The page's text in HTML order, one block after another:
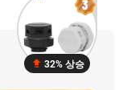
32% 상승